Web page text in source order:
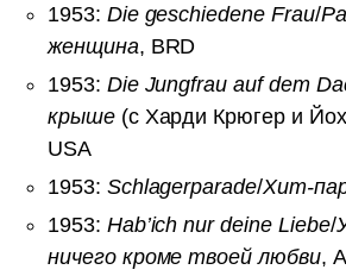
1953: Die geschiedene Frau/
женщина, BRD
1953: Die Jungfrau auf dem
крыше(с Харди Крюгер и
USA
1953: Schlagerparade/Хит-
1953: Hab’ich nur deine Liebe/
ничего кроме твоей любви, A